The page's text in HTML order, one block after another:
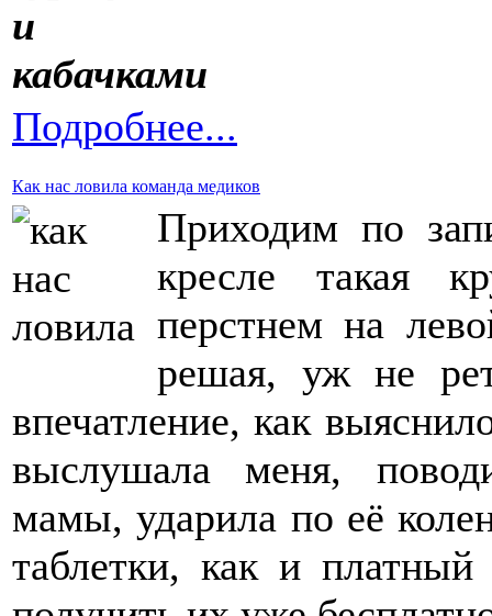
Подробнее...
Как нас ловила команда медиков
Приходим по
кресле такая
перстнем на
решая, уж не
впечатление, как
выслушала меня,
мамы, ударила по её
таблетки, как и